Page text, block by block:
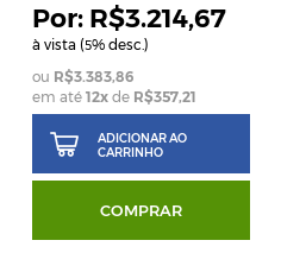
R$3.214,67
à vista (5% desc.)
R$3.383,86
em até12x de R$357,21
ADICIONAR AO
CARRINHO
COMPRAR